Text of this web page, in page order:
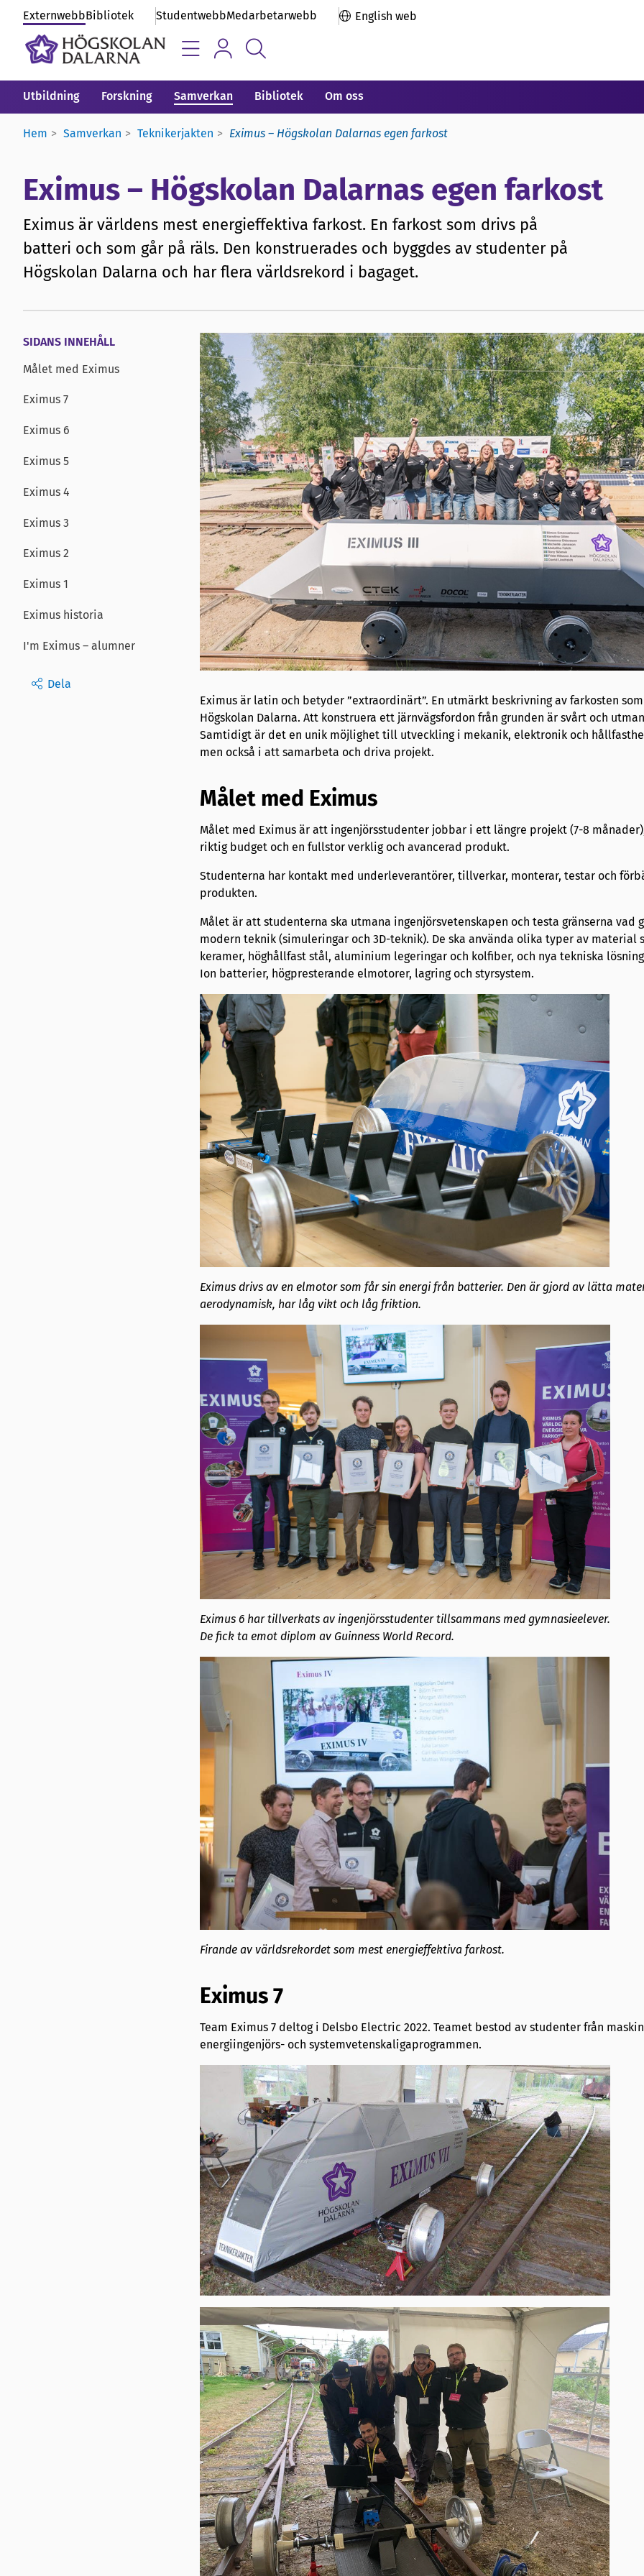
ExternwebbBibliotek StudentwebbMedarbetarwebb English web
Utbildning Forskning Samverkan Bibliotek Om oss
Hem Samverkan Teknikerjakten Eximus – Högskolan Dalarnas egen farkost
Eximus – Högskolan Dalarnas egen farkost
Eximus är världens mest energieffektiva farkost. En farkost som drivs på
batteri och som går på räls. Den konstruerades och byggdes av studenter på
Högskolan Dalarna och har flera världsrekord i bagaget.
SIDANS INNEHÅLL
Målet med Eximus
Eximus 7
Eximus 6
Eximus 5
Eximus 4
Eximus 3
Eximus 2
Eximus 1
Eximus historia
I'm Eximus – alumner
Dela
Eximus är latin och betyder ”extraordinärt”. En utmärkt beskrivning av farkosten
Högskolan Dalarna. Att konstruera ett järnvägsfordon från grunden är svårt och
Samtidigt är det en unik möjlighet till utveckling i mekanik, elektronik och
men också i att samarbeta och driva projekt.
Målet med Eximus
Målet med Eximus är att ingenjörsstudenter jobbar i ett längre projekt (7-8
riktig budget och en fullstor verklig och avancerad produkt.
Studenterna har kontakt med underleverantörer, tillverkar, monterar, testar och
produkten.
Målet är att studenterna ska utmana ingenjörsvetenskapen och testa gränserna vad
modern teknik (simuleringar och 3D-teknik). De ska använda olika typer av material
keramer, höghållfast stål, aluminium legeringar och kolfiber, och nya tekniska
Ion batterier, högpresterande elmotorer, lagring och styrsystem.
Eximus drivs av en elmotor som får sin energi från batterier. Den är gjord av lätta
aerodynamisk, har låg vikt och låg friktion.
Eximus 6 har tillverkats av ingenjörsstudenter tillsammans med gymnasieelever.
De fick ta emot diplom av Guinness World Record.
Firande av världsrekordet som mest energieffektiva farkost.
Eximus 7
Team Eximus 7 deltog i Delsbo Electric 2022. Teamet bestod av studenter från
energiingenjörs- och systemvetenskaligaprogrammen.